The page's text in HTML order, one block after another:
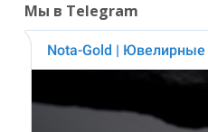
Мы в Telegram